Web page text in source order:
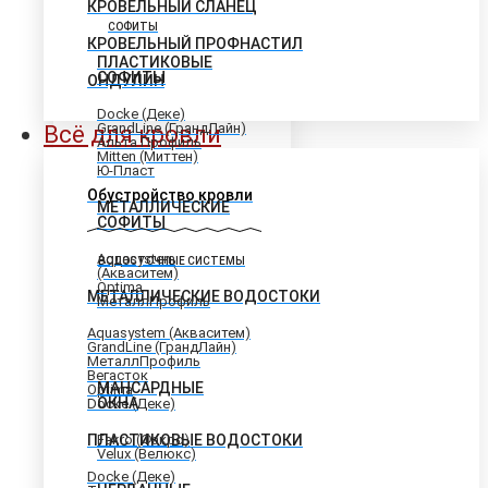
СОФИТЫ
ПЛАСТИКОВЫЕ
СОФИТЫ
Docke (Деке)
GrandLine (ГрандЛайн)
Альта Профиль
Mitten (Миттен)
Ю-Пласт
МЕТАЛЛИЧЕСКИЕ
СОФИТЫ
Aquasystem
(Акваситем)
Optima
МеталлПрофиль
МАНСАРДНЫЕ
ОКНА
Fakro (Факро)
Velux (Велюкс)
КРОВЕЛЬНЫЙ СЛАНЕЦ
КРОВЕЛЬНЫЙ ПРОФНАСТИЛ
ОНДУЛИН
Всё для кровли
Обустройство кровли
ВОДОСТОЧНЫЕ СИСТЕМЫ
МЕТАЛЛИЧЕСКИЕ ВОДОСТОКИ
Aquasystem (Акваситем)
GrandLine (ГрандЛайн)
МеталлПрофиль
Вегасток
Optima
Docke (Деке)
ПЛАСТИКОВЫЕ ВОДОСТОКИ
Docke (Деке)